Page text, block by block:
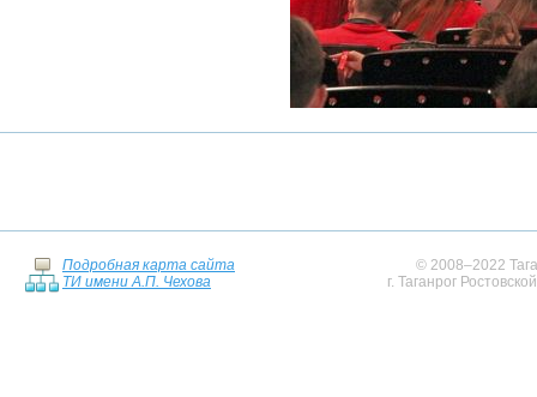
Подробная карта сайта
ТИ имени А.П. Чехова
© 2008–2022
г. Таганрог